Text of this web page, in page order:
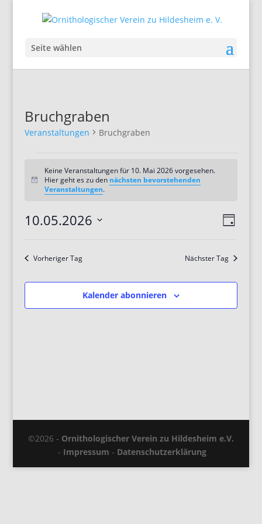
Seite wählen
Bruchgraben
Veranstaltungen Bruchgraben
für
10.
2026
Hinweis
Keine Veranstaltungen für 10. Mai 2026 vorgesehen.
Hier geht es zu den nächsten bevorstehenden
Veranstaltungen.
Tag
10.05.2026
Vorheriger Tag Nächster Tag
Kalender abonnieren
©2026 - Ornithologischer Verein zu Hildesheim e.V.
- Impressum - Datenschutzerklärung